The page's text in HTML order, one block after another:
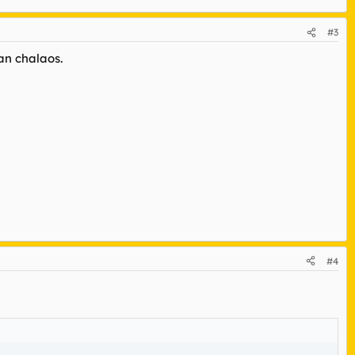
#3
chalaos.
#4